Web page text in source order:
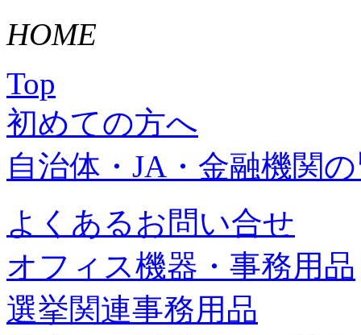
HOME
Top
初めての方へ
自治体・JA・金融機関
よくあるお問い合せ
オフィス機器・事務用品
選挙関連事務用品